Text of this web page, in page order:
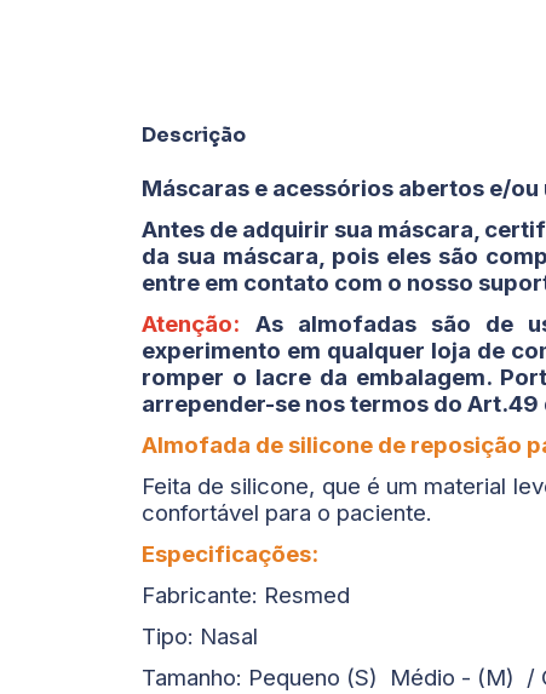
Descrição
Máscaras e acessórios abertos e/
Antes de adquirir sua máscara,
da sua máscara, pois eles são
entre em contato com o nosso
Atenção:
As almofadas são de
experimento em qualquer loja de
romper o lacre da embalagem.
arrepender-se nos termos do
Almofada de silicone de reposição
Feita de silicone, que é um material
confortável para o paciente.
Especificações:
Fabricante: Resmed
Tipo: Nasal
Tamanho: Pequeno (S) Médio - (M) /